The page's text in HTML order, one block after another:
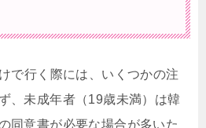
で行く際には、いくつかの注
、未成年者（19歳未満）は韓
同意書が必要な場合が多いた